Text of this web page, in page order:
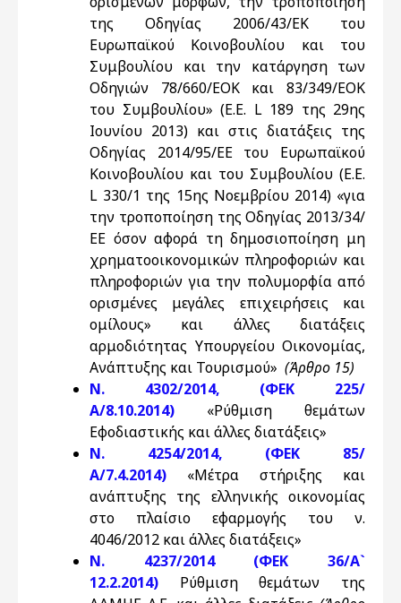
της Οδηγίας 2006/43/ΕΚ του
Ευρωπαϊκού Κοινοβουλίου και του
Συμβουλίου και την κατάργηση των
Οδηγιών 78/660/EOK και 83/349/ΕΟΚ
του Συμβουλίου» (Ε.Ε. L 189 της 29ης
Ιουνίου 2013) και στις διατάξεις της
Οδηγίας 2014/95/ΕΕ του Ευρωπαϊκού
Κοινοβουλίου και του Συμβουλίου (Ε.Ε.
L 330/1 της 15ης Νοεμβρίου 2014) «για
την τροποποίηση της Οδηγίας 2013/34/
ΕΕ όσον αφορά τη δημοσιοποίηση μη
χρηματοοικονομικών πληροφοριών και
πληροφοριών για την πολυμορφία από
ορισμένες μεγάλες επιχειρήσεις και
ομίλους» και άλλες διατάξεις
αρμοδιότητας Υπουργείου Οικονομίας,
Ανάπτυξης και Τουρισμού» (Άρθρο 15)
Ν. 4302/2014, (ΦΕΚ 225/
Α/8.10.2014) «Ρύθμιση θεμάτων
Εφοδιαστικής και άλλες διατάξεις»
Ν. 4254/2014, (ΦΕΚ 85/
Α/7.4.2014) «Μέτρα στήριξης και
ανάπτυξης της ελληνικής οικονομίας
στο πλαίσιο εφαρμογής του ν.
4046/2012 και άλλες διατάξεις»
Ν. 4237/2014 (ΦΕΚ 36/Α`
12.2.2014) Ρύθμιση θεμάτων της